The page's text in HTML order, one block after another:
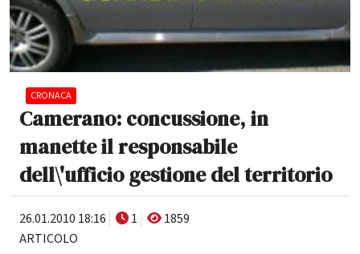
CRONACA
Camerano: concussione, in
manette il responsabile
dell\'ufficio gestione del territorio
26.01.2010 18:16 1
1859
ARTICOLO